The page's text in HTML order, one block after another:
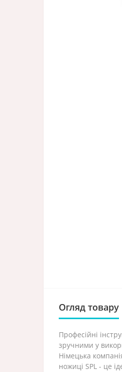
Огляд товару
Професійні
зручними у
Німецька
ножиці SPL - це